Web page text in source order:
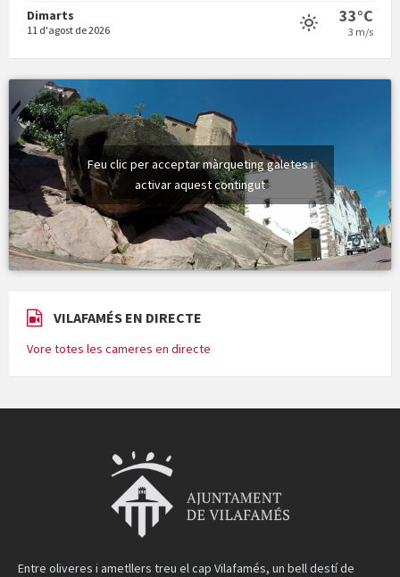
Dimarts
11 d'agost de 2026
33°C
3 m/s
Feu clic per acceptar màrqueting galetes i
activar aquest contingut
VILAFAMÉS EN DIRECTE
Vore totes les cameres en directe
Entre oliveres i ametllers treu el cap Vilafamés, un bell destí de